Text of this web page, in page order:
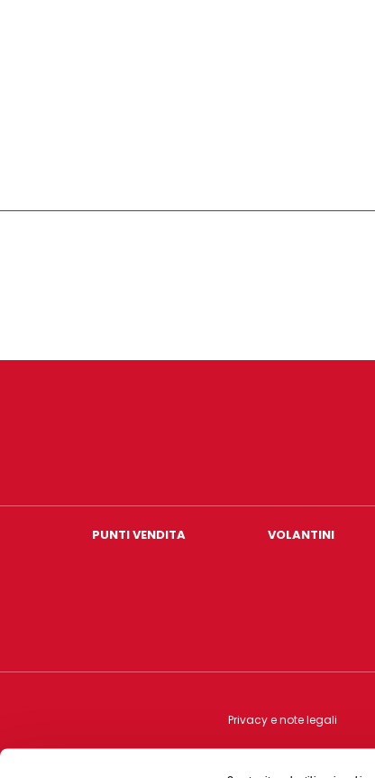
PUNTI VENDITA VOLANTINI
Privacy e note legali